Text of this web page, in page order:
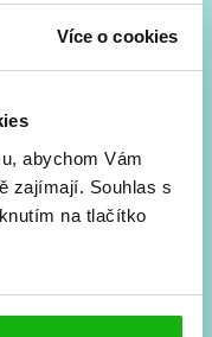
Více o cookies
abychom Vám
zajímají. Souhlas s
na tlačítko
rovnou do mailu!
a další.
osobních údajů